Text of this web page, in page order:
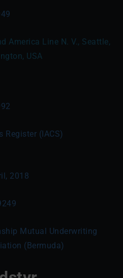
America Line N. V., Seattle,
USA
Register (IACS)
2018
Mutual Underwriting
(Bermuda)